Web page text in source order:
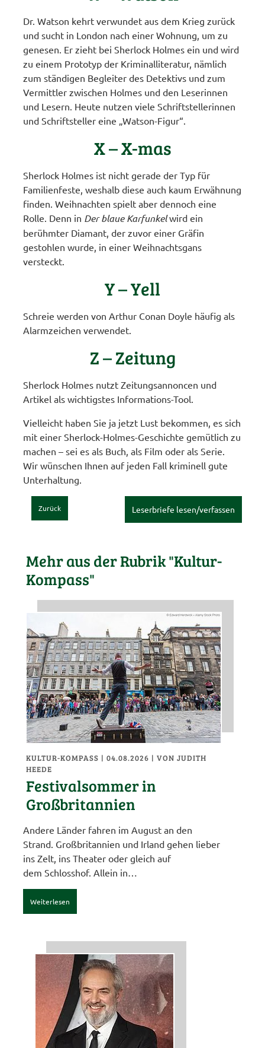
Dr. Watson kehrt verwundet aus dem Krieg zurück
und sucht in London nach einer Wohnung, um zu
genesen. Er zieht bei Sherlock Holmes ein und wird
zu einem Prototyp der Kriminalliteratur, nämlich
zum ständigen Begleiter des Detektivs und zum
Vermittler zwischen Holmes und den Leserinnen
und Lesern. Heute nutzen viele Schriftstellerinnen
und Schriftsteller eine „Watson-Figur“.
X – X-mas
Sherlock Holmes ist nicht gerade der Typ für
Familienfeste, weshalb diese auch kaum Erwähnung
finden. Weihnachten spielt aber dennoch eine
Rolle. Denn in Der blaue Karfunkelwird ein
berühmter Diamant, der zuvor einer Gräfin
gestohlen wurde, in einer Weihnachtsgans
versteckt.
Y – Yell
Schreie werden von Arthur Conan Doyle häufig als
Alarmzeichen verwendet.
Z – Zeitung
Sherlock Holmes nutzt Zeitungsannoncen und
Artikel als wichtigstes Informations-Tool.
Vielleicht haben Sie ja jetzt Lust bekommen, es sich
mit einer Sherlock-Holmes-Geschichte gemütlich zu
machen – sei es als Buch, als Film oder als Serie.
Wir wünschen Ihnen auf jeden Fall kriminell gute
Unterhaltung.
Zurück Leserbriefe lesen/verfassen
Mehr aus der Rubrik "Kultur-
Kompass"
KULTUR-KOMPASS | 04.08.2026 |VON JUDITH
HEEDE
Festivalsommer in
Großbritannien
Andere Länder fahren im August an den
Strand. Großbritannien und Irland gehen lieber
ins Zelt, ins Theater oder gleich auf
dem Schlosshof. Allein in…
Weiterlesen